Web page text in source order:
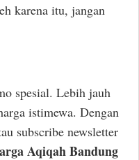
karena itu, jangan
spesial. Lebih jauh
istimewa. Dengan
subscribe newsletter
Aqiqah Bandung